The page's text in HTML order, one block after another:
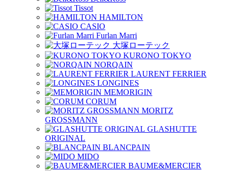
Tissot
HAMILTON
CASIO
Furlan Marri
大塚ローテック
KURONO TOKYO
NORQAIN
LAURENT FERRIER
LONGINES
MEMORIGIN
CORUM
MORITZ
GROSSMANN
GLASHUTTE
ORIGINAL
BLANCPAIN
MIDO
BAUME&MERCIER